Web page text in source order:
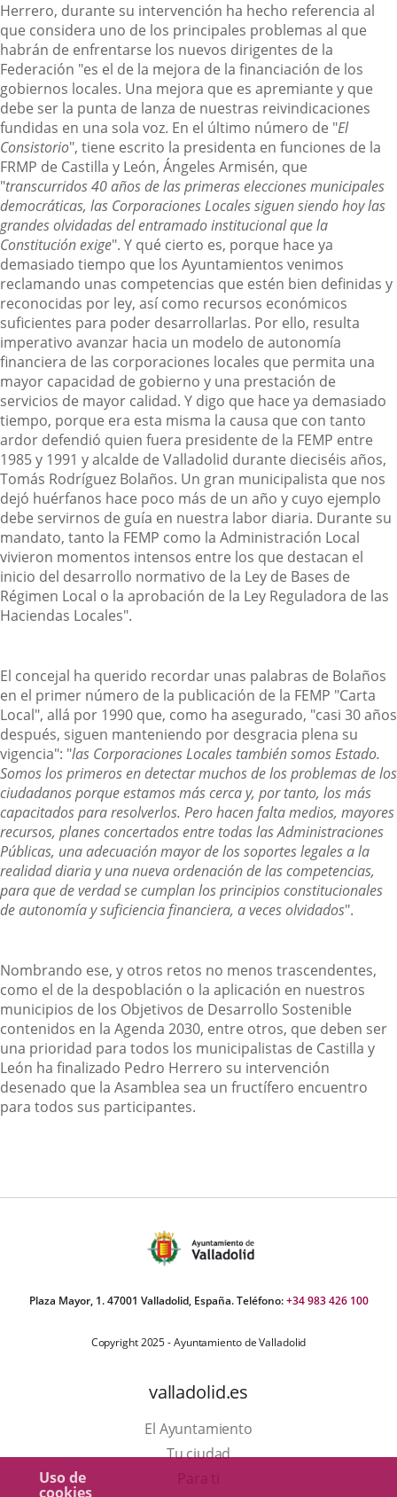
Uso de
cookies
Herrero, durante su intervención ha hecho referencia al
que considera uno de los principales problemas al que
habrán de enfrentarse los nuevos dirigentes de la
Federación "es el de la mejora de la financiación de los
gobiernos locales. Una mejora que es apremiante y que
debe ser la punta de lanza de nuestras reivindicaciones
fundidas en una sola voz. En el último número de "El
Consistorio", tiene escrito la presidenta en funciones de la
FRMP de Castilla y León, Ángeles Armisén, que
"transcurridos 40 años de las primeras elecciones municipales
democráticas, las Corporaciones Locales siguen siendo hoy las
grandes olvidadas del entramado institucional que la
Constitución exige". Y qué cierto es, porque hace ya
demasiado tiempo que los Ayuntamientos venimos
reclamando unas competencias que estén bien definidas y
reconocidas por ley, así como recursos económicos
suficientes para poder desarrollarlas. Por ello, resulta
imperativo avanzar hacia un modelo de autonomía
financiera de las corporaciones locales que permita una
mayor capacidad de gobierno y una prestación de
servicios de mayor calidad. Y digo que hace ya demasiado
tiempo, porque era esta misma la causa que con tanto
ardor defendió quien fuera presidente de la FEMP entre
1985 y 1991 y alcalde de Valladolid durante dieciséis años,
Tomás Rodríguez Bolaños. Un gran municipalista que nos
dejó huérfanos hace poco más de un año y cuyo ejemplo
debe servirnos de guía en nuestra labor diaria. Durante su
mandato, tanto la FEMP como la Administración Local
vivieron momentos intensos entre los que destacan el
inicio del desarrollo normativo de la Ley de Bases de
Régimen Local o la aprobación de la Ley Reguladora de las
Haciendas Locales".
El concejal ha querido recordar unas palabras de Bolaños
en el primer número de la publicación de la FEMP "Carta
Local", allá por 1990 que, como ha asegurado, "casi 30 años
después, siguen manteniendo por desgracia plena su
vigencia": "las Corporaciones Locales también somos Estado.
Somos los primeros en detectar muchos de los problemas de los
ciudadanos porque estamos más cerca y, por tanto, los más
capacitados para resolverlos. Pero hacen falta medios, mayores
recursos, planes concertados entre todas las Administraciones
Públicas, una adecuación mayor de los soportes legales a la
realidad diaria y una nueva ordenación de las competencias,
para que de verdad se cumplan los principios constitucionales
de autonomía y suficiencia financiera, a veces olvidados".
Nombrando ese, y otros retos no menos trascendentes,
como el de la despoblación o la aplicación en nuestros
municipios de los Objetivos de Desarrollo Sostenible
contenidos en la Agenda 2030, entre otros, que deben ser
una prioridad para todos los municipalistas de Castilla y
León ha finalizado Pedro Herrero su intervención
desenado que la Asamblea sea un fructífero encuentro
para todos sus participantes.
Plaza Mayor, 1. 47001 Valladolid, España. Teléfono:+34 983 426 100
Copyright 2025 - Ayuntamiento de Valladolid
valladolid.es
El Ayuntamiento
Tu ciudad